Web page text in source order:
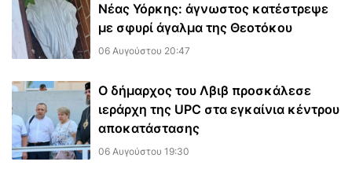
Νέας Υόρκης: άγνωστος κατέστρεψε
με σφυρί άγαλμα της Θεοτόκου
06 Αυγούστου 20:47
Ο δήμαρχος του Λβιβ προσκάλεσε
ιεράρχη της UPC στα εγκαίνια κέντρου
αποκατάστασης
06 Αυγούστου 19:30